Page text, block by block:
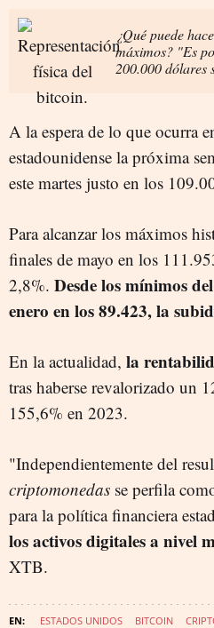
¿Qué puede
máximos? "Es
200.000 dólares
A la espera de lo que ocurra
estadounidense la próxima
este martes justo en los
Para alcanzar los máximos
finales de mayo en los
2,8%. Desde los mínimos
enero en los 89.423, la
En la actualidad, la
tras haberse revalorizado un
155,6% en 2023.
"Independientemente del
criptomonedas se perfila
para la política financiera
los activos digitales a nivel
XTB.
ESTADOS UNIDOS BITCOIN